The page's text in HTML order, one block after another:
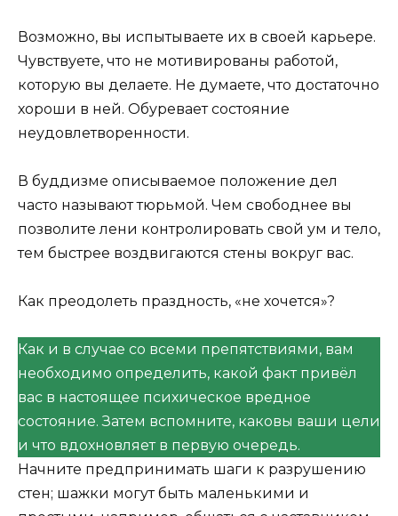
Возможно, вы испытываете их в своей карьере.
Чувствуете, что не мотивированы работой,
которую вы делаете. Не думаете, что достаточно
хороши в ней. Обуревает состояние
неудовлетворенности.
В буддизме описываемое положение дел
часто называют тюрьмой. Чем свободнее вы
позволите лени контролировать свой ум и тело,
тем быстрее воздвигаются стены вокруг вас.
Как преодолеть праздность, «не хочется»?
Как и в случае со всеми препятствиями, вам
необходимо определить, какой факт привёл
вас в настоящее психическое вредное
состояние. Затем вспомните, каковы ваши цели
и что вдохновляет в первую очередь.
Начните предпринимать шаги к разрушению
стен; шажки могут быть маленькими и